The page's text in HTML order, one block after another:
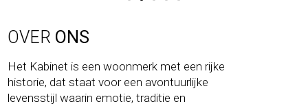
OVER ONS
Het Kabinet is een woonmerk met een rijke
historie, dat staat voor een avontuurlijke
levensstijl waarin emotie, traditie en